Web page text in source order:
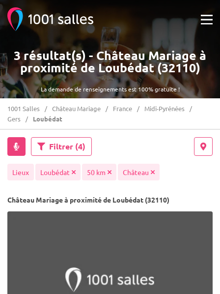
La demande de renseignements est 100% gratuite !
3 résultat(s) - Château Mariage à
proximité de Loubédat (32110)
1001 Salles Château Mariage France
Midi-Pyrénées
Gers
Loubédat
Filtrer (4)
Lieux Loubédat 50 km Château
Château Mariage à proximité de Loubédat (32110)